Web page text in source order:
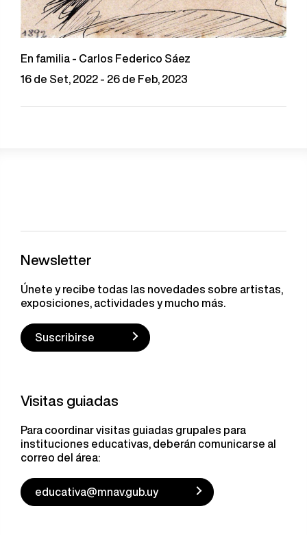
En familia - Carlos Federico Sáez
16 de Set, 2022 - 26 de Feb, 2023
Newsletter
Únete y recibe todas las novedades sobre artistas,
exposiciones, actividades y mucho más.
Suscribirse
Visitas guiadas
Para coordinar visitas guiadas grupales para
instituciones educativas, deberán comunicarse al
correo del área:
educativa@mnav.gub.uy